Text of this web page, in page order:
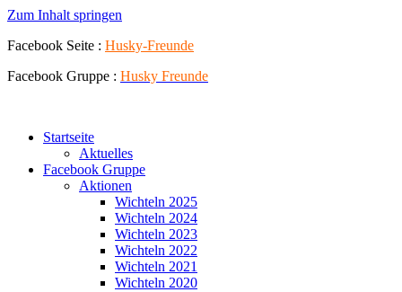
Zum Inhalt springen
Facebook Seite : Husky-Freunde
Facebook Gruppe : Husky Freunde
Startseite
Aktuelles
Facebook Gruppe
Aktionen
Wichteln 2025
Wichteln 2024
Wichteln 2023
Wichteln 2022
Wichteln 2021
Wichteln 2020